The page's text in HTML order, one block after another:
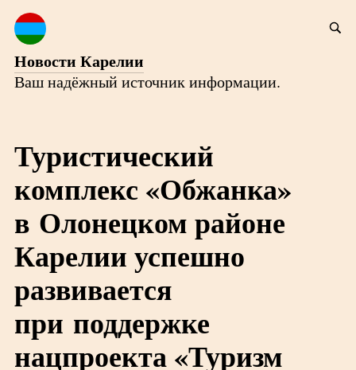
Новости Карелии
Ваш надёжный источник информации.
Туристический
комплекс «Обжанка»
в Олонецком районе
Карелии успешно
развивается
при поддержке
нацпроекта «Туризм